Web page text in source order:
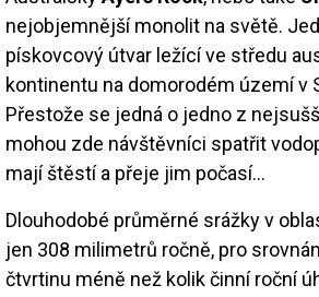
nejobjemnější monolit na světě.
pískovcový útvar ležící ve středu
kontinentu na domorodém území v
Přestože se jedná o jedno z
mohou zde návštěvníci spatřit
mají štěstí a přeje jim počasí…
Dlouhodobé průměrné srážky v
jen 308 milimetrů ročně, pro
čtvrtinu méně než kolik činní roční